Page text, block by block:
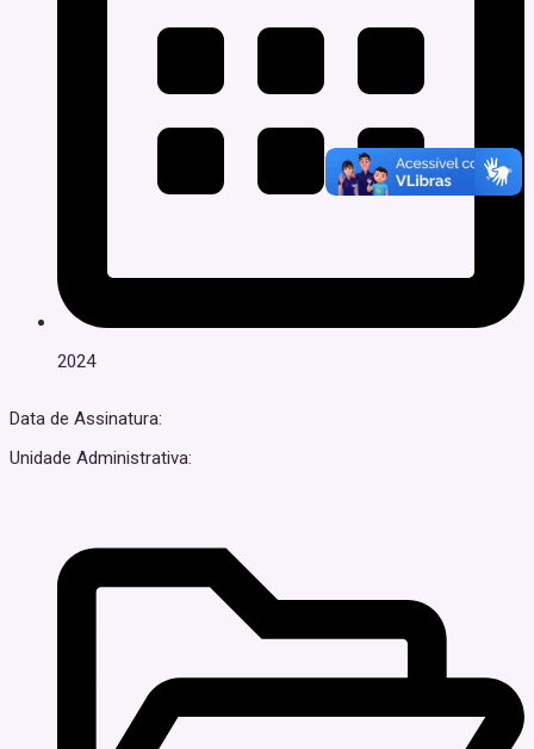
2024
Data de Assinatura:
Unidade Administrativa: